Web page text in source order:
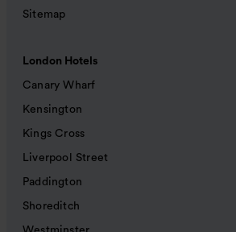
Sitemap
London Hotels
Canary Wharf
Kensington
Kings Cross
Liverpool Street
Paddington
Shoreditch